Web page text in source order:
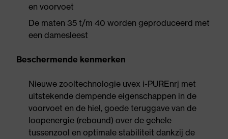
en voorvoet
De maten 35 t/m 40 worden geproduceerd met
een damesleest
Beschermende kenmerken
Nieuwe zooltechnologie uvex i-PUREnrj met
uitstekende dempende eigenschappen in de
voorvoet en de hiel, goede teruggave van de
loopenergie (rebound) over de gehele
tussenzool en optimale stabiliteit dankzij de